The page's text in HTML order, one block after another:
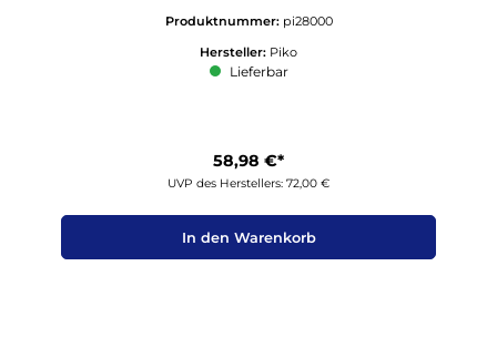
Produktnummer: pi28000
Hersteller: Piko
Lieferbar
58,98 €*
UVP des Herstellers: 72,00 €
In den Warenkorb